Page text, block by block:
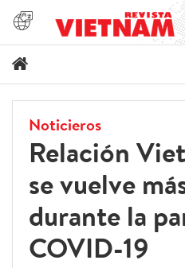
Noticieros
Relación
se vuelve
durante la
COVID-19